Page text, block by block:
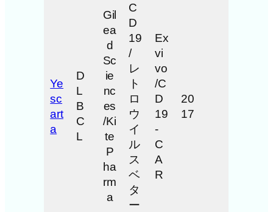
Ye
sc
art
a
D
L
B
C
L
Gil
ea
d
Sc
ie
nc
es
/Ki
te
P
ha
rm
a
C
D
19
/
レ
ト
ロ
ウ
イ
ル
ス
ベ
タ
ー
Ex
vi
vo
/C
D
19
-
C
A
R
20
17